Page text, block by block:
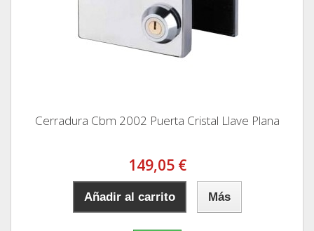
Cerradura Cbm 2002 Puerta Cristal Llave Plana
149,05 €
Añadir al carrito Más